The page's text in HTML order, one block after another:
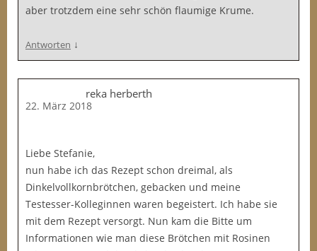
aber trotzdem eine sehr schön flaumige Krume.
Antworten ↓
reka herberth
22. März 2018
Liebe Stefanie,
nun habe ich das Rezept schon dreimal, als
Dinkelvollkornbrötchen, gebacken und meine
Testesser-Kolleginnen waren begeistert. Ich habe sie
mit dem Rezept versorgt. Nun kam die Bitte um
Informationen wie man diese Brötchen mit Rosinen